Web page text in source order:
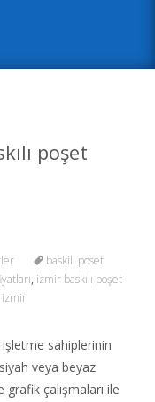
poşet
baskili poset
, izmir baskılı poşet
izmir
işletme sahiplerinin
veya beyaz
çalışmaları ile